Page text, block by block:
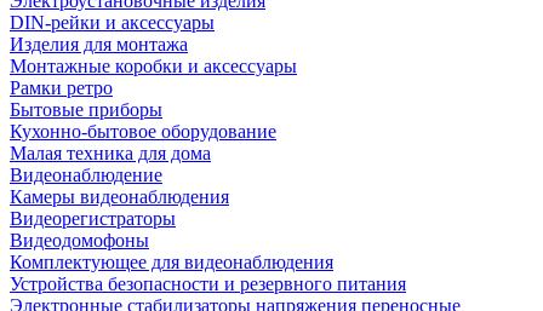
DIN-рейки и аксессуары
Изделия для монтажа
Монтажные коробки и аксессуары
Рамки ретро
Бытовые приборы
Кухонно-бытовое оборудование
Малая техника для дома
Видеонаблюдение
Камеры видеонаблюдения
Видеорегистраторы
Видеодомофоны
Комплектующее для видеонаблюдения
Устройства безопасности и резервного питания
Электронные стабилизаторы напряжения переносные